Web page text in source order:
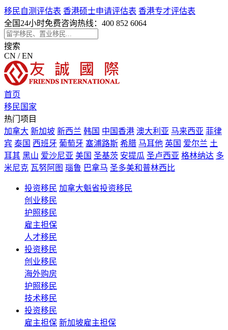
移民自测评估表 香港硕士申请评估表 香港专才评估表
全国24小时免费咨询热线： 400 852 6064
搜索
CN / EN
首页
移民国家
热门项目
加拿大 新加坡 新西兰 韩国 中国香港 澳大利亚 马来西亚 菲律
宾 泰国 西班牙 葡萄牙 塞浦路斯 希腊 马耳他 英国 爱尔兰 土
耳其 黑山 爱沙尼亚 美国 圣基茨 安提瓜 圣卢西亚 格林纳达 多
米尼克 瓦努阿图 瑙鲁 巴拿马 圣多美和普林西比
投资移民 加拿大魁省投资移民
创业移民
护照移民
雇主担保
人才移民
投资移民
创业移民
海外购房
护照移民
技术移民
投资移民
雇主担保 新加坡雇主担保